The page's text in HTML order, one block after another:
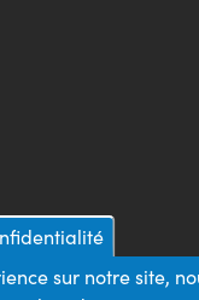
sur notre site,